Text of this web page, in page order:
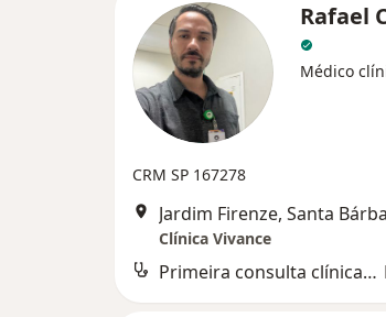
Rafael
Médico
CRM SP 167278
Jardim Firenze, Santa
Clínica Vivance
Primeira consulta clínica médica